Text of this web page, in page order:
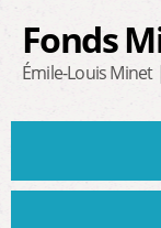
Fonds
Émile-Louis Minet